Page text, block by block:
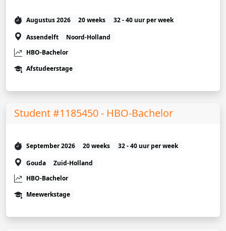
Augustus 2026 20 weeks
32 - 40 uur per week
Assendelft
Noord-Holland
HBO-Bachelor
Afstudeerstage
Student #1185450 - HBO-Bachelor
September 2026 20 weeks
32 - 40 uur per week
Gouda
Zuid-Holland
HBO-Bachelor
Meewerkstage